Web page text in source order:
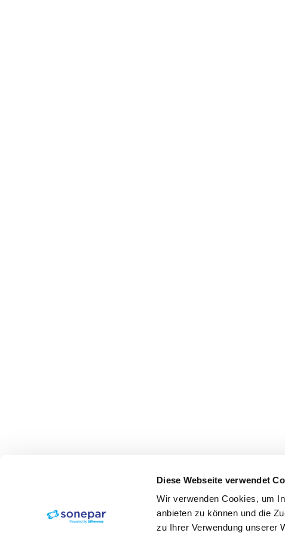
Diese Webseite verwendet
Wir verwenden Cookies, um
anbieten zu können und die
zu Ihrer Verwendung unserer